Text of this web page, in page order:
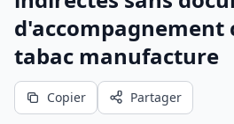
d'accompagnement
tabac manufacture
Copier Partager